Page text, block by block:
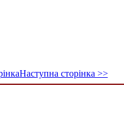
Наступна сторінка >>